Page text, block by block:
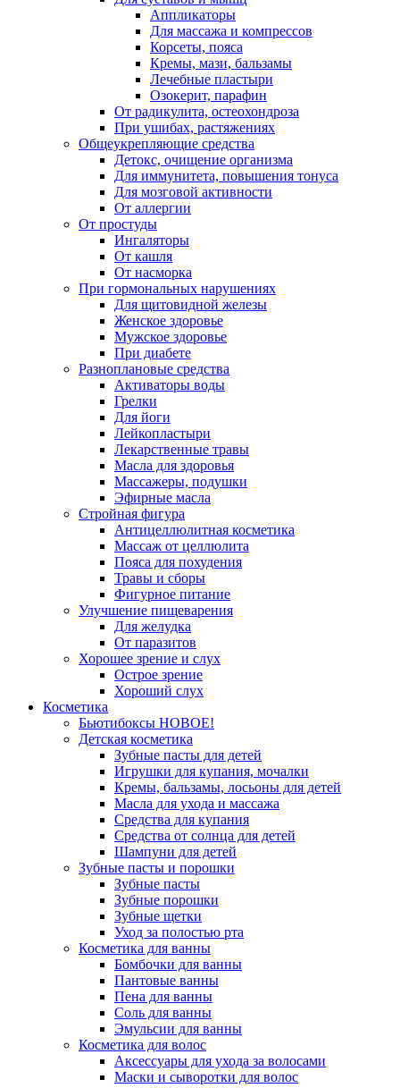
Аппликаторы
Для массажа и компрессов
Корсеты, пояса
Кремы, мази, бальзамы
Лечебные пластыри
Озокерит, парафин
От радикулита, остеохондроза
При ушибах, растяжениях
Общеукрепляющие средства
Детокс, очищение организма
Для иммунитета, повышения тонуса
Для мозговой активности
От аллергии
От простуды
Ингаляторы
От кашля
От насморка
При гормональных нарушениях
Для щитовидной железы
Женское здоровье
Мужское здоровье
При диабете
Разноплановые средства
Активаторы воды
Грелки
Для йоги
Лейкопластыри
Лекарственные травы
Масла для здоровья
Массажеры, подушки
Эфирные масла
Стройная фигура
Антицеллюлитная косметика
Массаж от целлюлита
Пояса для похудения
Травы и сборы
Фигурное питание
Улучшение пищеварения
Для желудка
От паразитов
Хорошее зрение и слух
Острое зрение
Хороший слух
Косметика
Бьютибоксы НОВОЕ!
Детская косметика
Зубные пасты для детей
Игрушки для купания, мочалки
Кремы, бальзамы, лосьоны для детей
Масла для ухода и массажа
Средства для купания
Средства от солнца для детей
Шампуни для детей
Зубные пасты и порошки
Зубные пасты
Зубные порошки
Зубные щетки
Уход за полостью рта
Косметика для ванны
Бомбочки для ванны
Пантовые ванны
Пена для ванны
Соль для ванны
Эмульсии для ванны
Косметика для волос
Аксессуары для ухода за волосами
Маски и сыворотки для волос